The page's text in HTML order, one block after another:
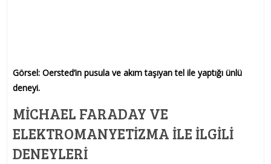
Görsel: Oersted’in pusula ve akım taşıyan tel ile yaptığı ünlü
deneyi.
MICHAEL FARADAY VE
ELEKTROMANYETIZMA İLE İLGILI
DENEYLERI